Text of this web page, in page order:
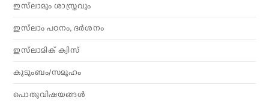
ഇസ്‌ലാമും ശാസ്ത്രവും
ഇസ്‌ലാം പഠനം, ദർശനം
ഇസ്‌ലാമിക് ക്വിസ്
കുടുംബം/സമൂഹം
പൊതുവിഷയങ്ങൾ